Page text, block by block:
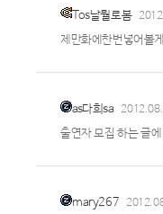
Tos날뭘로봄
제만화에한번넣어볼
as다희sa
출연자 모집 하는 글
mary267